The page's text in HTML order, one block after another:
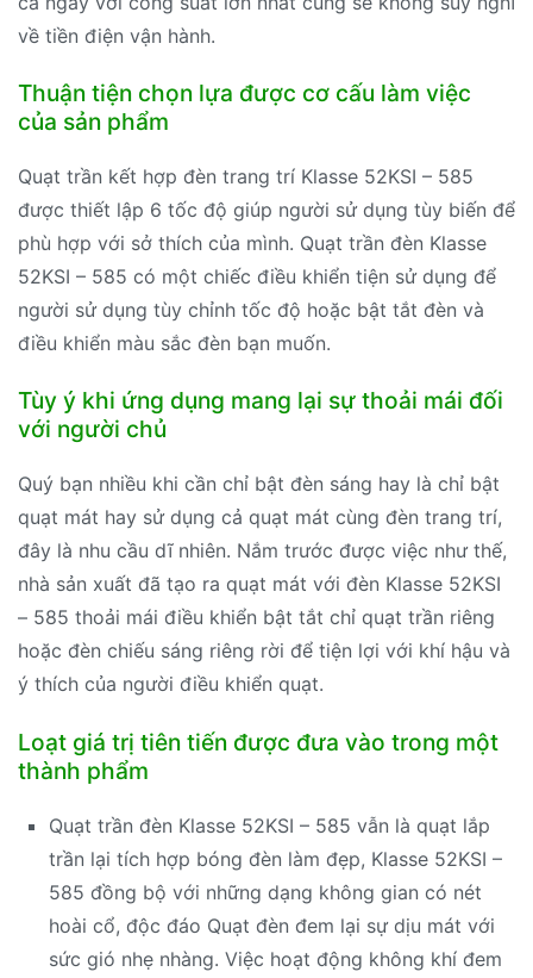
về tiền điện vận hành.
Thuận tiện chọn lựa được cơ cấu làm việc
của sản phẩm
Quạt trần kết hợp đèn trang trí Klasse 52KSI – 585
được thiết lập 6 tốc độ giúp người sử dụng tùy biến để
phù hợp với sở thích của mình. Quạt trần đèn Klasse
52KSI – 585 có một chiếc điều khiển tiện sử dụng để
người sử dụng tùy chỉnh tốc độ hoặc bật tắt đèn và
điều khiển màu sắc đèn bạn muốn.
Tùy ý khi ứng dụng mang lại sự thoải mái đối
với người chủ
Quý bạn nhiều khi cần chỉ bật đèn sáng hay là chỉ bật
quạt mát hay sử dụng cả quạt mát cùng đèn trang trí,
đây là nhu cầu dĩ nhiên. Nắm trước được việc như thế,
nhà sản xuất đã tạo ra quạt mát với đèn Klasse 52KSI
– 585 thoải mái điều khiển bật tắt chỉ quạt trần riêng
hoặc đèn chiếu sáng riêng rời để tiện lợi với khí hậu và
ý thích của người điều khiển quạt.
Loạt giá trị tiên tiến được đưa vào trong một
thành phẩm
Quạt trần đèn Klasse 52KSI – 585 vẫn là quạt lắp
trần lại tích hợp bóng đèn làm đẹp, Klasse 52KSI –
585 đồng bộ với những dạng không gian có nét
hoài cổ, độc đáo Quạt đèn đem lại sự dịu mát với
sức gió nhẹ nhàng. Việc hoạt động không khí đem